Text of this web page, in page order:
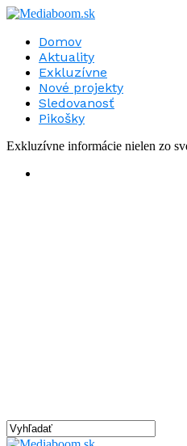
Domov
Aktuality
Exkluzívne
Nové projekty
Sledovanosť
Pikošky
Exkluzívne informácie nielen zo